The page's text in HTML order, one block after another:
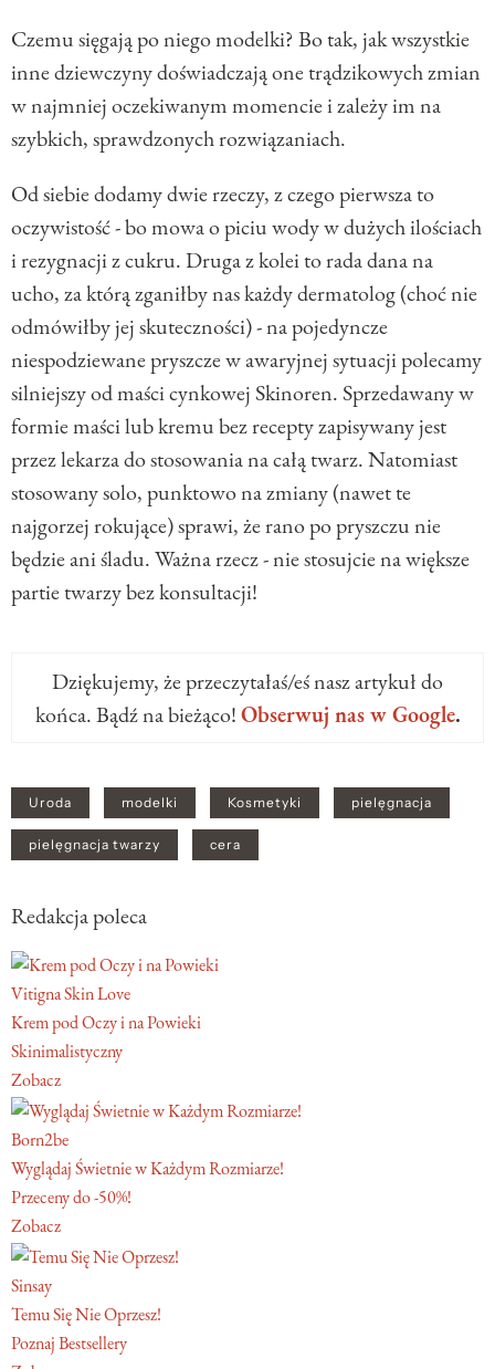
Czemu sięgają po niego modelki? Bo tak, jak wszystkie
inne dziewczyny doświadczają one trądzikowych zmian
w najmniej oczekiwanym momencie i zależy im na
szybkich, sprawdzonych rozwiązaniach.
Od siebie dodamy dwie rzeczy, z czego pierwsza to
oczywistość - bo mowa o piciu wody w dużych ilościach
i rezygnacji z cukru. Druga z kolei to rada dana na
ucho, za którą zganiłby nas każdy dermatolog (choć nie
odmówiłby jej skuteczności) - na pojedyncze
niespodziewane pryszcze w awaryjnej sytuacji polecamy
silniejszy od maści cynkowej Skinoren. Sprzedawany w
formie maści lub kremu bez recepty zapisywany jest
przez lekarza do stosowania na całą twarz. Natomiast
stosowany solo, punktowo na zmiany (nawet te
najgorzej rokujące) sprawi, że rano po pryszczu nie
będzie ani śladu. Ważna rzecz - nie stosujcie na większe
partie twarzy bez konsultacji!
Dziękujemy, że przeczytałaś/eś nasz artykuł do
końca. Bądź na bieżąco!Obserwuj nas w Google.
Uroda modelki Kosmetyki pielęgnacja
pielęgnacja twarzy cera
Redakcja poleca
Vitigna Skin Love
Krem pod Oczy i na Powieki
Skinimalistyczny
Zobacz
Born2be
Wyglądaj Świetnie w Każdym Rozmiarze!
Przeceny do -50%!
Zobacz
Sinsay
Temu Się Nie Oprzesz!
Poznaj Bestsellery